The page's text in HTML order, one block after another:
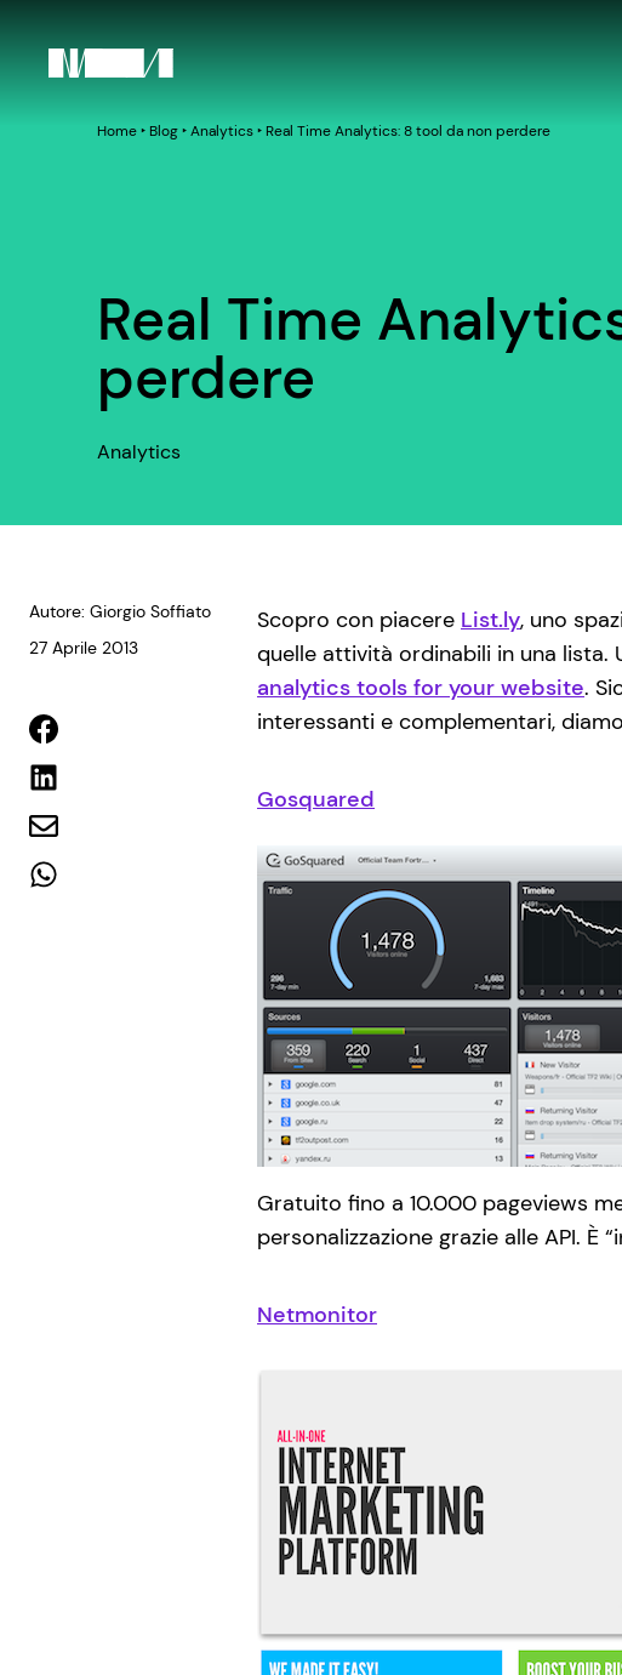
Home‣ Blog‣Analytics‣ Real Time Analytics: 8 tool da non perdere
Real Time
perdere
Analytics
Autore: Giorgio Soffiato
27 Aprile 2013
Scopro con piacere List.ly, uno
quelle attività ordinabili in una lista.
analytics tools for your website.
interessanti e complementari,
Gosquared
Gratuito fino a 10.000 pageviews
personalizzazione grazie alle API.
Netmonitor